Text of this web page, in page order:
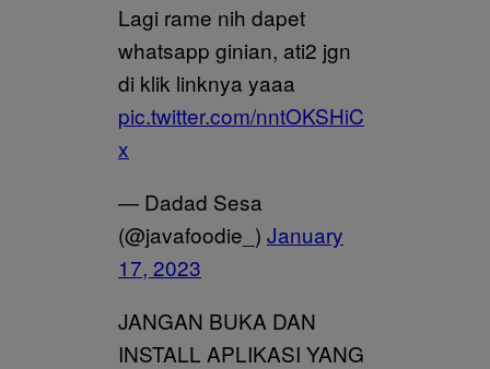
Lagi rame nih dapet
whatsapp ginian, ati2 jgn
di klik linknya yaaa
pic.twitter.com/nntOKSHiC
x
— Dadad Sesa
(@javafoodie_) January
17, 2023
JANGAN BUKA DAN
INSTALL APLIKASI YANG